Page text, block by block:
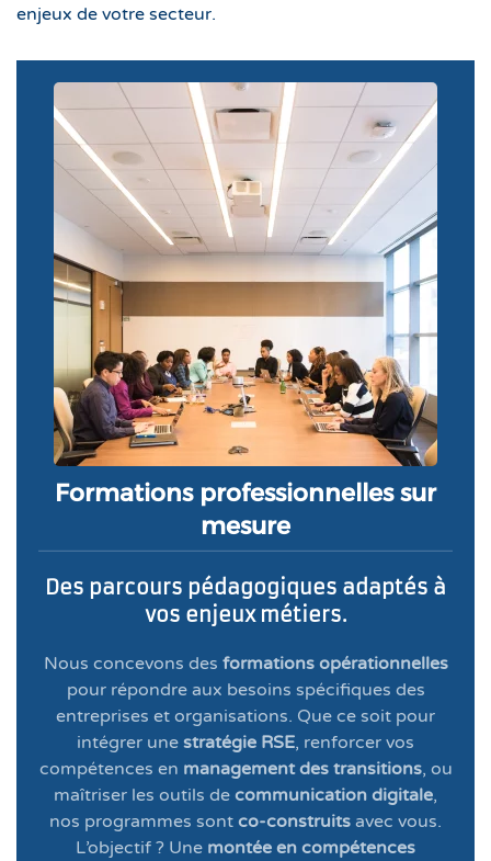
enjeux de votre secteur.
Formations professionnelles sur
mesure
Des parcours pédagogiques adaptés à
vos enjeux métiers.
Nous concevons des formations opérationnelles
pour répondre aux besoins spécifiques des
entreprises et organisations. Que ce soit pour
intégrer une stratégie RSE, renforcer vos
compétences en management des transitions, ou
maîtriser les outils de communication digitale,
nos programmes sont co-construits avec vous.
L’objectif ? Une montée en compétences